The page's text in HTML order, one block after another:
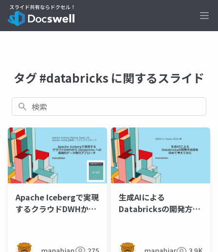
タグ #databricks に関するスライド
検索
Apache Icebergで実現
するクラウドDWHから
生成AIによる
Databricksの開発方法